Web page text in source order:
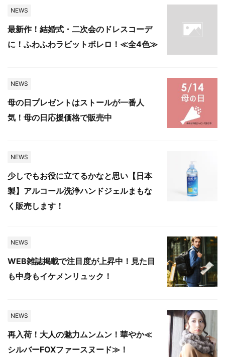
NEWS
最新作！結婚式・二次会のドレスコーデ
に！ふわふわラビットボレロ！≪全4色≫
NEWS
母の日プレゼントはストールが一番人
気！母の日応援価格で販売中
NEWS
少しでもお役に立てるかなと思い【日本
製】アルコール洗浄ハンドジェルまもな
く販売します！
NEWS
WEB雑誌掲載で注目度が上昇中！見た目
も中身もイケメンリュック！
NEWS
再入荷！大人の魅力ムンムン！華やか≪
シルバーFOXファースヌード≫！